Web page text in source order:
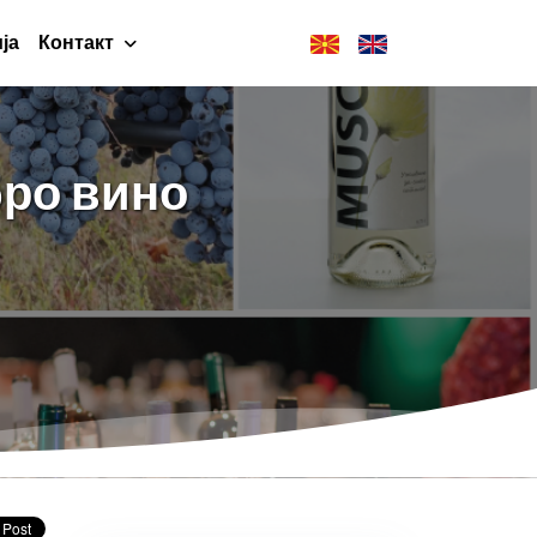
Контакт
вино